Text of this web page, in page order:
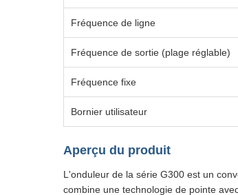
Fréquence de ligne
Fréquence de sortie (plage réglable)
Fréquence fixe
Bornier utilisateur
Aperçu du produit
L'onduleur de la série G300 est un
combine une technologie de pointe